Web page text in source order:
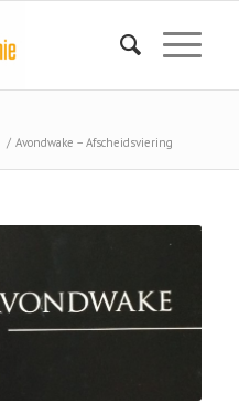
/ Avondwake – Afscheidsviering